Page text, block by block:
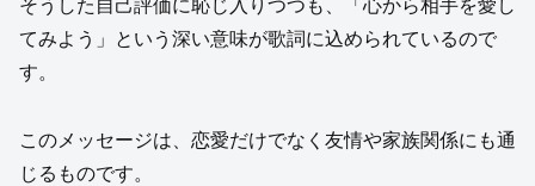
そうした自己評価に恥じ入りつつも、「心から相手を愛し
てみよう」という深い意味が歌詞に込められているので
す。
このメッセージは、恋愛だけでなく友情や家族関係にも通
じるものです。